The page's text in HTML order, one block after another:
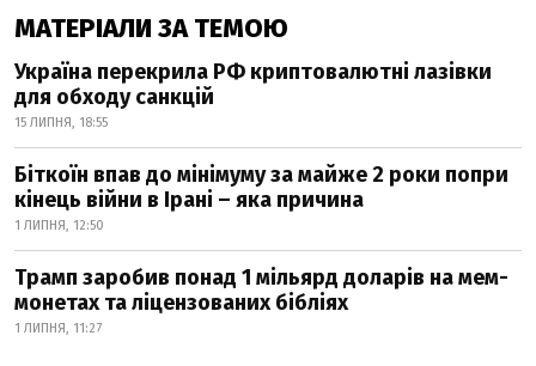
МАТЕРІАЛИ ЗА ТЕМОЮ
Україна перекрила РФ криптовалютні лазівки
для обходу санкцій
15 ЛИПНЯ, 18:55
Біткоїн впав до мінімуму за майже 2 роки попри
кінець війни в Ірані – яка причина
1 ЛИПНЯ, 12:50
Трамп заробив понад 1 мільярд доларів на мем-
монетах та ліцензованих бібліях
1 ЛИПНЯ, 11:27